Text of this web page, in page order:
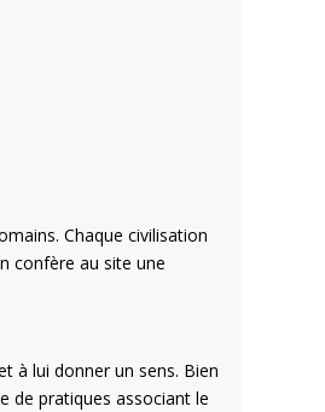
Chaque civilisation
confère au site une
à lui donner un sens. Bien
de pratiques associant le